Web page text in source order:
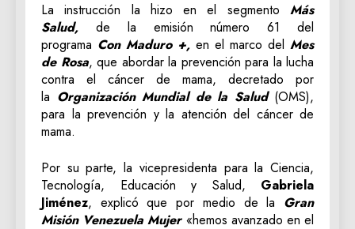
La instrucción la hizo en el segmento Más
Salud, de la emisión número 61 del
programa Con Maduro +, en el marco del Mes
de Rosa, que abordar la prevención para la lucha
contra el cáncer de mama, decretado por
la Organización Mundial de la Salud (OMS),
para la prevención y la atención del cáncer de
mama.
Por su parte, la vicepresidenta para la Ciencia,
Tecnología, Educación y Salud, Gabriela
Jiménez, explicó que por medio de la Gran
Misión Venezuela Mujer «hemos avanzado en el